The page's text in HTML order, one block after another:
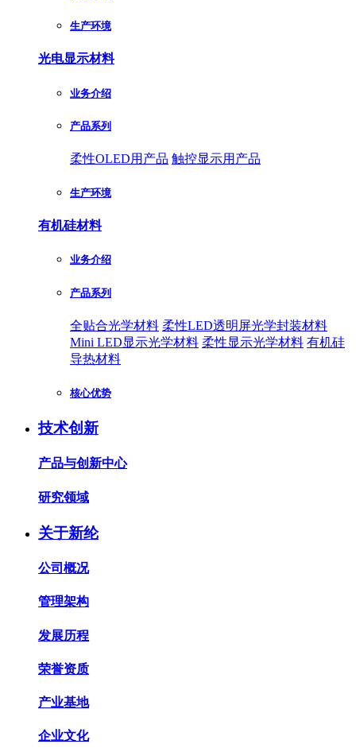
生产环境
光电显示材料
业务介绍
产品系列
柔性OLED用产品 触控显示用产品
生产环境
有机硅材料
业务介绍
产品系列
全贴合光学材料 柔性LED透明屏光学封装材料
Mini LED显示光学材料 柔性显示光学材料 有机硅
导热材料
核心优势
技术创新
产品与创新中心
研究领域
关于新纶
公司概况
管理架构
发展历程
荣誉资质
产业基地
企业文化